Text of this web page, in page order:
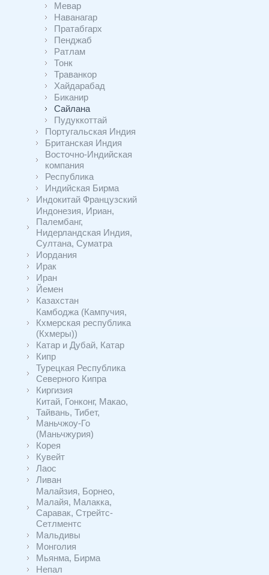
Мевар
Наванагар
Пратабгарх
Пенджаб
Ратлам
Тонк
Траванкор
Хайдарабад
Биканир
Сайлана
Пудуккоттай
Португальская Индия
Британская Индия
Восточно-Индийская
компания
Республика
Индийская Бирма
Индокитай Французский
Индонезия, Ириан,
Палембанг,
Нидерландская Индия,
Султана, Суматра
Иордания
Ирак
Иран
Йемен
Казахстан
Камбоджа (Кампучия,
Кхмерская республика
(Кхмеры))
Катар и Дубай, Катар
Кипр
Турецкая Республика
Северного Кипра
Киргизия
Китай, Гонконг, Макао,
Тайвань, Тибет,
Маньчжоу-Го
(Маньчжурия)
Корея
Кувейт
Лаос
Ливан
Малайзия, Борнео,
Малайя, Малакка,
Саравак, Стрейтс-
Сетлментс
Мальдивы
Монголия
Мьянма, Бирма
Непал